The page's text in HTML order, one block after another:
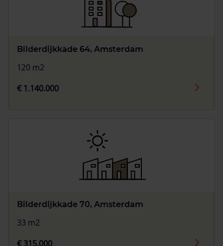
Bilderdijkkade 64, Amsterdam
120 m2
€ 1.140.000
Bilderdijkkade 70, Amsterdam
33 m2
€ 315.000